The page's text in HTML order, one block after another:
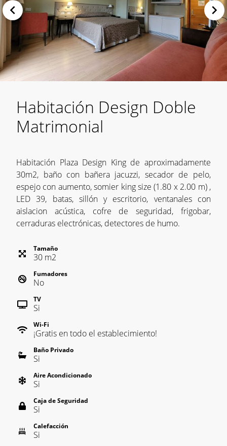
Habitación Design Doble
Matrimonial
Habitación Plaza Design King de aproximadamente
30m2, baño con bañera jacuzzi, secador de pelo,
espejo con aumento, somier king size (1.80 x 2.00 m) ,
LED 39, batas, sillón y escritorio, ventanales con
aislacion acústica, cofre de seguridad, frigobar,
cerraduras electrónicas, detectores de humo.
Tamaño
30 m2
Fumadores
No
TV
Si
Wi-Fi
¡Gratis en todo el establecimiento!
Baño Privado
Si
Aire Acondicionado
Si
Caja de Seguridad
Si
Calefacción
Si